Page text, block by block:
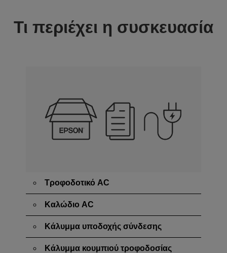
Τι περιέχει η συσκευασία
Τροφοδοτικό AC
Καλώδιο AC
Κάλυμμα υποδοχής σύνδεσης
Κάλυμμα κουμπιού τροφοδοσίας